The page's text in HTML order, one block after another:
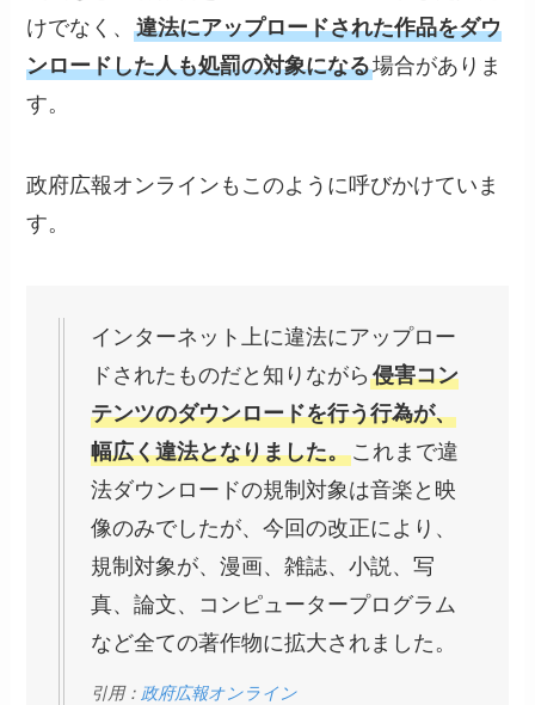
けでなく、違法にアップロードされた作品をダウ
ンロードした人も処罰の対象になる場合がありま
す。
政府広報オンラインもこのように呼びかけていま
す。
インターネット上に違法にアップロー
ドされたものだと知りながら侵害コン
テンツのダウンロードを行う行為が、
幅広く違法となりました。これまで違
法ダウンロードの規制対象は音楽と映
像のみでしたが、今回の改正により、
規制対象が、漫画、雑誌、小説、写
真、論文、コンピュータープログラム
など全ての著作物に拡大されました。
引用： 政府広報オンライン